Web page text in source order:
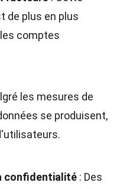
de plus en plus
comptes
les mesures de
se produisent,
confidentialité : Des